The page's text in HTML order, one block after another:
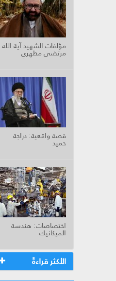
مؤلفات الشهيد آية الله
مرتضى مطهري
قصة واقعية: دراجة
حميد
اختصاصات: هندسة
الميكانيك
الأكثر قراءةً